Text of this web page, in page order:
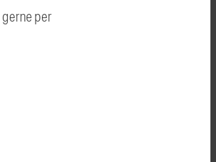
gerne per